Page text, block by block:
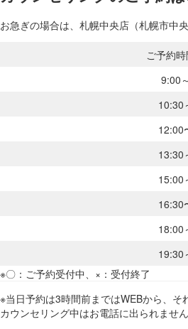
お急ぎの場合は、札幌中央店（札幌市中
ご予約
9:00～
10:30
12:00
13:30
15:00
16:30
18:00
19:30
※〇：ご予約受付中、×：受付終了
※当日予約は3時間前まではWEBから、
カウンセリング中はお電話に出られませ